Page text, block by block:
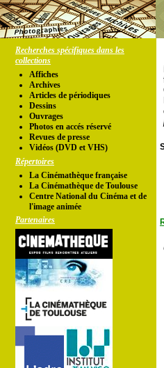
Recherches spécifiques dans les
collections
Affiches
Archives
Articles de périodiques
Dessins
Ouvrages
Photos en accés réservé
Revues de presse
Vidéos (DVD et VHS)
Répertoires
La Cinémathèque française
La Cinémathèque de Toulouse
Centre National du Cinéma et de
l'image animée
Partenaires